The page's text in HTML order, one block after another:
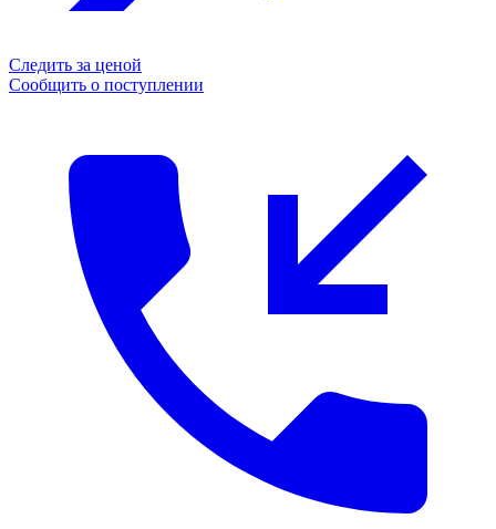
Следить за ценой
Сообщить о поступлении